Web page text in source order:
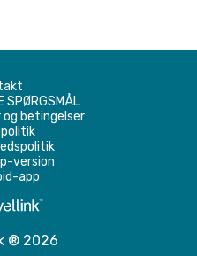
SPØRGSMÅL
og betingelser
version
app
® 2026